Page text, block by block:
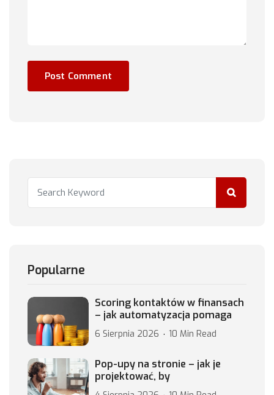
Popularne
Scoring kontaktów w finansach
– jak automatyzacja pomaga
6 Sierpnia 2026 10 Min Read
Pop-upy na stronie – jak je
projektować, by